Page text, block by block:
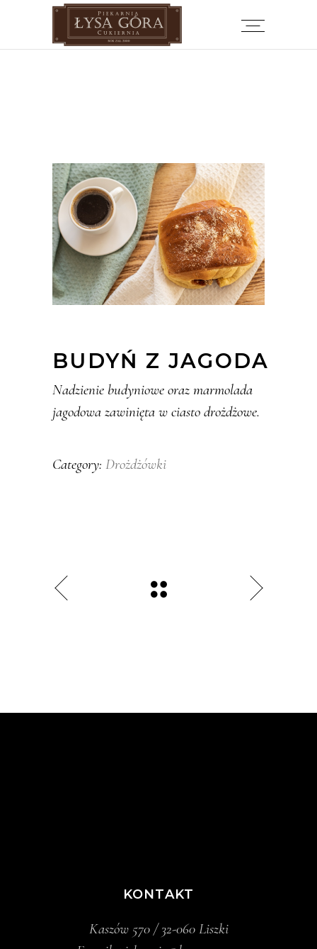
BUDYŃ Z JAGODA
Nadzienie budyniowe oraz marmolada
jagodowa zawinięta w ciasto drożdżowe.
Category: Drożdżówki
KONTAKT
Kaszów 570 / 32-060 Liszki